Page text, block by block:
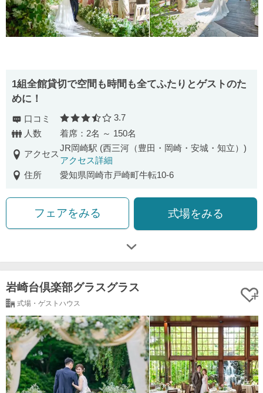
1組全館貸切で空間も時間も全てふたりとゲストのた
めに！
口コミ 口コミ評価
3.7
人数
着席：2名 ～ 150名
アクセス
JR岡崎駅 (西三河（豊田・岡崎・安城・知立）)
アクセス詳細
住所
愛知県岡崎市戸崎町牛転10-6
フェアをみる 式場をみる
岩崎台倶楽部グラスグラス
式場・ゲストハウス